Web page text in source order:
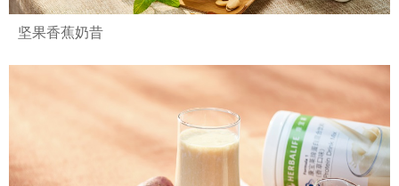
坚果香蕉奶昔